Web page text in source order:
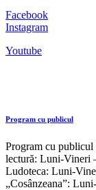
Facebook
Instagram
Youtube
Program cu publicul
Program cu publicul
lectură: Luni-Vineri
Ludoteca: Luni-
„Cosânzeana”: